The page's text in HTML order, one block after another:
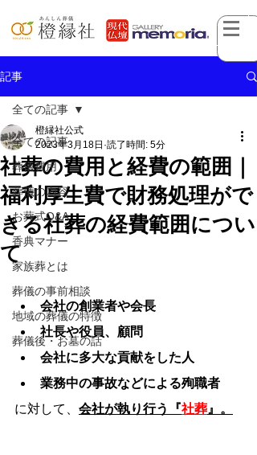
記事
全ての記事
葬儀費用
葬儀の内容
お葬式Q&A
香典マナー
家族葬とは
葬儀の事前相談
地域の葬儀の特徴
葬儀後・お墓の話
全ての記事
社葬の費用と経費の範囲｜
福利厚生費で財務処理がで
きる社葬の経費範囲につい
て
橙縁社公式
2023年3月18日 読了時間: 5分
会社の創業者や会長
社長や役員、顧問
会社に多大な貢献をした人
業務中の事故などによる殉職者
に対して、 会社が執り行う『社葬 』。